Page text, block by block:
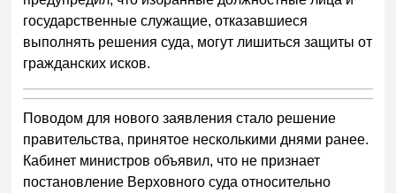
государственные служащие, отказавшиеся
выполнять решения суда, могут лишиться защиты от
гражданских исков.
Поводом для нового заявления стало решение
правительства, принятое несколькими днями ранее.
Кабинет министров объявил, что не признает
постановление Верховного суда относительно